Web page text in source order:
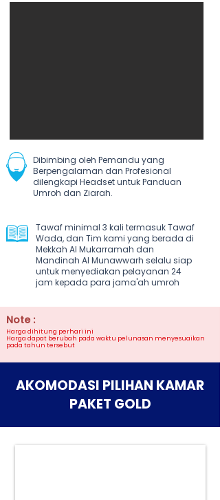
Dibimbing oleh Pemandu yang
Berpengalaman dan Profesional
dilengkapi Headset untuk Panduan
Umroh dan Ziarah.
Tawaf minimal 3 kali termasuk Tawaf
Wada, dan Tim kami yang berada di
Mekkah Al Mukarramah dan
Mandinah Al Munawwarh selalu siap
untuk menyediakan pelayanan 24
jam kepada para jama'ah umroh
Note :
Harga dihitung perhari ini
Harga dapat berubah pada waktu pelunasan menyesuaikan
pada tahun tersebut
AKOMODASI PILIHAN KAMAR
PAKET GOLD